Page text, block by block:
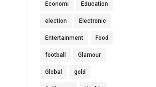
Economi Education
election Electronic
Entertainment Food
football Glamour
Global gold